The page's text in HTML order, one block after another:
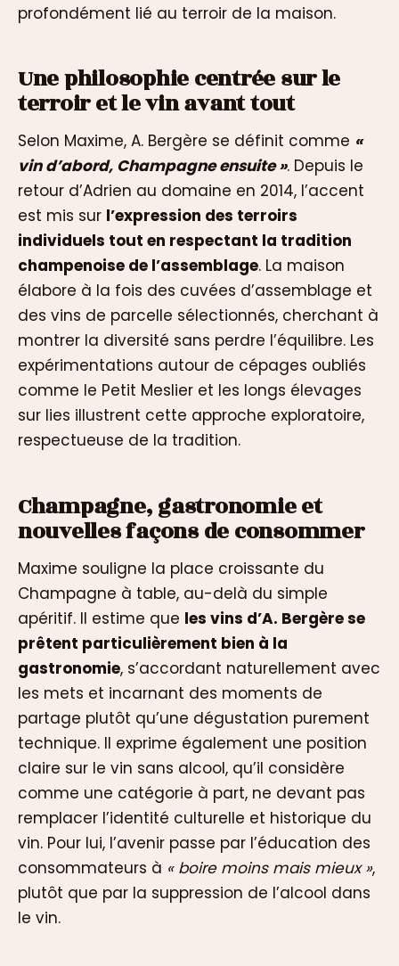
profondément lié au terroir de la maison.
Une philosophie centrée sur le
terroir et le vin avant tout
Selon Maxime, A. Bergère se définit comme «
vin d’abord, Champagne ensuite ». Depuis le
retour d’Adrien au domaine en 2014, l’accent
est mis sur l’expression des terroirs
individuels tout en respectant la tradition
champenoise de l’assemblage. La maison
élabore à la fois des cuvées d’assemblage et
des vins de parcelle sélectionnés, cherchant à
montrer la diversité sans perdre l’équilibre. Les
expérimentations autour de cépages oubliés
comme le Petit Meslier et les longs élevages
sur lies illustrent cette approche exploratoire,
respectueuse de la tradition.
Champagne, gastronomie et
nouvelles façons de consommer
Maxime souligne la place croissante du
Champagne à table, au-delà du simple
apéritif. Il estime que les vins d’A. Bergère se
prêtent particulièrement bien à la
gastronomie, s’accordant naturellement avec
les mets et incarnant des moments de
partage plutôt qu’une dégustation purement
technique. Il exprime également une position
claire sur le vin sans alcool, qu’il considère
comme une catégorie à part, ne devant pas
remplacer l’identité culturelle et historique du
vin. Pour lui, l’avenir passe par l’éducation des
consommateurs à « boire moins mais mieux »,
plutôt que par la suppression de l’alcool dans
le vin.